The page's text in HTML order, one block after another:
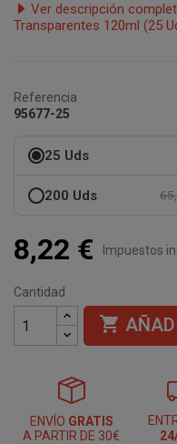
Ver descripción
Transparentes 120ml (25
Referencia
95677-25
25 Uds
200 Uds
8,22 € Impuestos
Cantidad

ENVÍO GRATIS
A PARTIR DE 30€